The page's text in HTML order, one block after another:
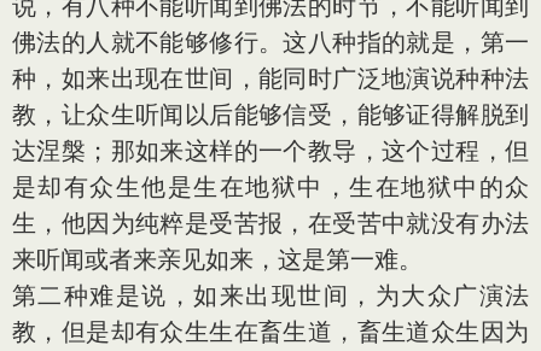
说，有八种不能听闻到佛法的时节，不能听闻到
佛法的人就不能够修行。这八种指的就是，第一
种，如来出现在世间，能同时广泛地演说种种法
教，让众生听闻以后能够信受，能够证得解脱到
达涅槃；那如来这样的一个教导，这个过程，但
是却有众生他是生在地狱中，生在地狱中的众
生，他因为纯粹是受苦报，在受苦中就没有办法
来听闻或者来亲见如来，这是第一难。
第二种难是说，如来出现世间，为大众广演法
教，但是却有众生生在畜生道，畜生道众生因为